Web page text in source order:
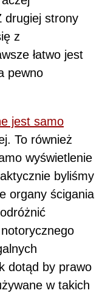
drugiej strony
z
łatwo jest
pewno
jest samo
To również
wyświetlenie
byliśmy
organy ścigania
dotąd by prawo
w takich